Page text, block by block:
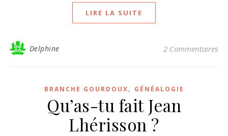
LIRE LA SUITE
Delphine 2 Commentaires
BRANCHE GOURDOUX, GÉNÉALOGIE
Qu’as-tu fait Jean
Lhérisson ?